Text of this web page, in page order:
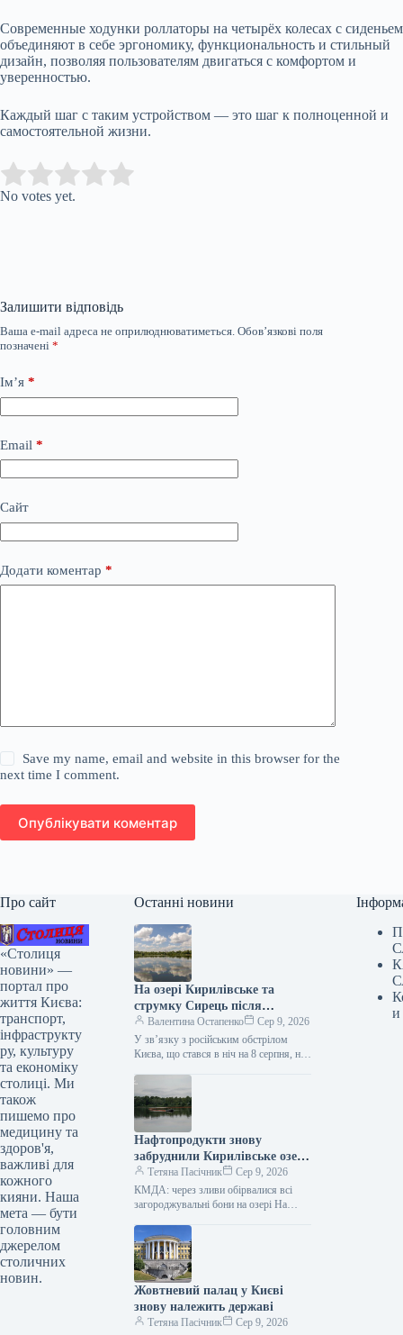
Современные ходунки роллаторы на четырёх колесах с сиденьем
объединяют в себе эргономику, функциональность и стильный
дизайн, позволяя пользователям двигаться с комфортом и
уверенностью.
Каждый шаг с таким устройством — это шаг к полноценной и
самостоятельной жизни.
Rate this item:
No votes yet.
Залишити відповідь
Ваша e-mail адреса не оприлюднюватиметься. Обов’язкові поля
позначені *
Ім’я *
Email *
Сайт
Додати коментар *
Save my name, email and website in this browser for the
next time I comment.
Опублікувати коментар
Про сайт
«Столиця
новини» —
портал про
життя Києва:
транспорт,
інфраструкту
ру, культуру
та економіку
столиці. Ми
також
пишемо про
медицину та
здоров'я,
важливі для
кожного
кияни. Наша
мета — бути
головним
джерелом
столичних
новин.
Останні новини
На озері Кирилівське та
струмку Сирець після
російської атаки знову
зафіксовано наявність
нафтопродуктів.
Валентина Остапенко
Сер 9, 2026
У зв’язку з російським обстрілом
Києва, що стався в ніч на 8 серпня, на
Сирець…
Нафтопродукти знову
забруднили Кирилівське озеро
у Києві.
Тетяна Пасічник
Сер 9, 2026
КМДА: через зливи обірвалися всі
загороджувальні бони на озері На
Сирець у столиці знову зафіксовано…
Жовтневий палац у Києві
знову належить державі
Тетяна Пасічник
Сер 9, 2026
и